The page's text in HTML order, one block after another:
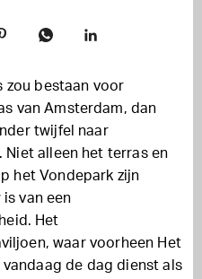
zou bestaan voor
van Amsterdam, dan
twijfel naar
Niet alleen het terras en
het Vondepark zijn
van een
Het
waar voorheen Het
de dag dienst als